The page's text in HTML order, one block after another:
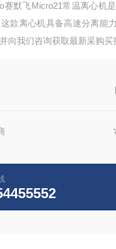
赛默飞Micro21常温离心机
款离心机具备高速分离能
向我们咨询获取最新采购买